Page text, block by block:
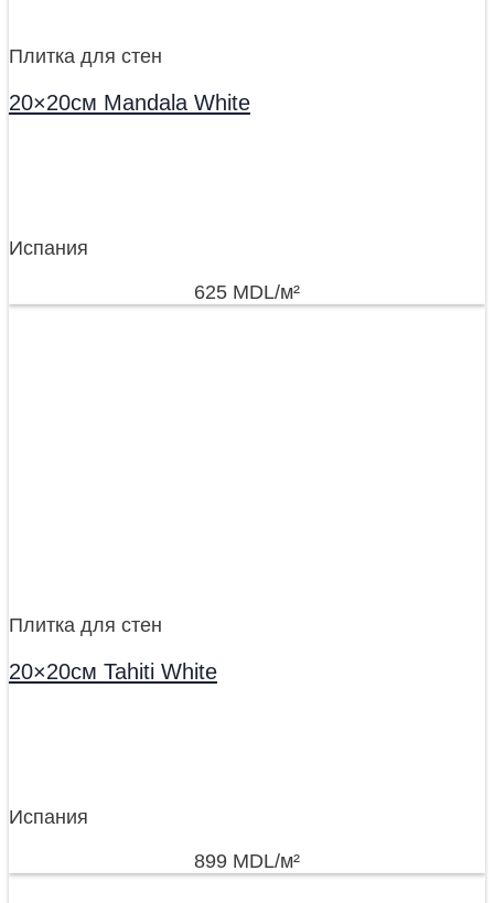
Плитка для стен
20×20см Mandala White
Испания
625 MDL/м²
Плитка для стен
20×20см Tahiti White
Испания
899 MDL/м²